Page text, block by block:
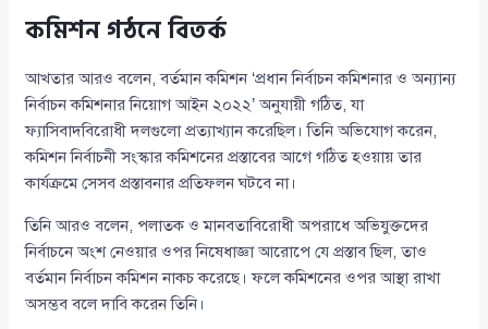
কমিশন গঠনে বিতর্ক
আখতার আরও বলেন, বর্তমান কমিশন ‘প্রধান নির্বাচন কমিশনার ও অন্যান্য
নির্বাচন কমিশনার নিয়োগ আইন ২০২২’ অনুযায়ী গঠিত, যা
ফ্যাসিবাদবিরোধী দলগুলো প্রত্যাখ্যান করেছিল। তিনি অভিযোগ করেন,
কমিশন নির্বাচনী সংস্কার কমিশনের প্রস্তাবের আগে গঠিত হওয়ায় তার
কার্যক্রমে সেসব প্রস্তাবনার প্রতিফলন ঘটবে না।
তিনি আরও বলেন, পলাতক ও মানবতাবিরোধী অপরাধে অভিযুক্তদের
নির্বাচনে অংশ নেওয়ার ওপর নিষেধাজ্ঞা আরোপে যে প্রস্তাব ছিল, তাও
বর্তমান নির্বাচন কমিশন নাকচ করেছে। ফলে কমিশনের ওপর আস্থা রাখা
অসম্ভব বলে দাবি করেন তিনি।